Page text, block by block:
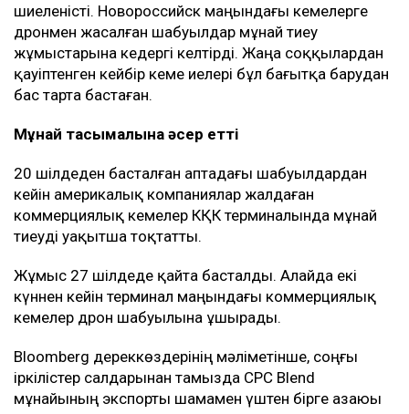
шиеленісті. Новороссийск маңындағы кемелерге
дронмен жасалған шабуылдар мұнай тиеу
жұмыстарына кедергі келтірді. Жаңа соққылардан
қауіптенген кейбір кеме иелері бұл бағытқа барудан
бас тарта бастаған.
Мұнай тасымалына әсер етті
20 шілдеден басталған аптадағы шабуылдардан
кейін америкалық компаниялар жалдаған
коммерциялық кемелер КҚК терминалында мұнай
тиеуді уақытша тоқтатты.
Жұмыс 27 шілдеде қайта басталды. Алайда екі
күннен кейін терминал маңындағы коммерциялық
кемелер дрон шабуылына ұшырады.
Bloomberg дереккөздерінің мәліметінше, соңғы
іркілістер салдарынан тамызда CPC Blend
мұнайының экспорты шамамен үштен бірге азаюы